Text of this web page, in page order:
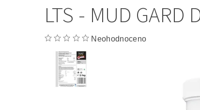
LTS - MUD GARD
Neohodnoceno